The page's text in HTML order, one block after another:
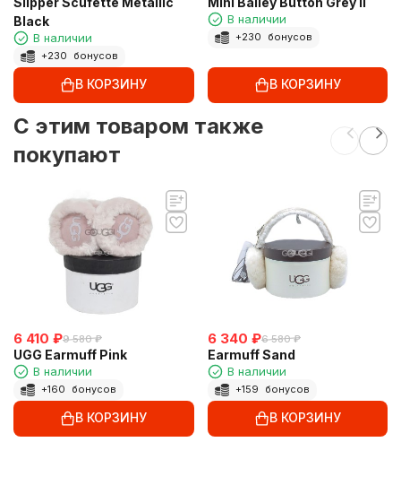
Black
В наличии
+230 бонусов
В КОРЗИНУ
В наличии
+230 бонусов
В КОРЗИНУ
C этим товаром также
покупают
6 410 ₽9 580 ₽
UGG Earmuff Pink
В наличии
+160 бонусов
В КОРЗИНУ
6 340 ₽6 580 ₽
Earmuff Sand
В наличии
+159 бонусов
В КОРЗИНУ